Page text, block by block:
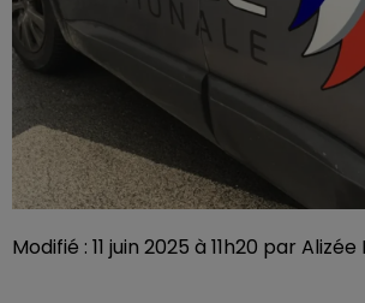
Modifié : 11 juin 2025 à 11h20 par